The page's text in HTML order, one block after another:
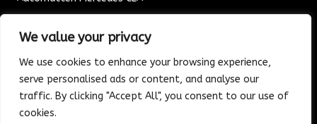
We value your privacy
We use cookies to enhance your browsing experience,
serve personalised ads or content, and analyse our
traffic. By clicking "Accept All", you consent to our use of
cookies.
ALGEMENE VOORWAARDEN
Algemene voorwaarden
Verzending & Bezorging
Retouren & Ruilen